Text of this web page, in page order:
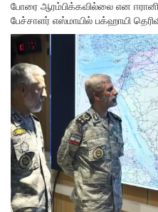
போரை ஆரம்பிக்கவில்லை என
பேச்சாளர் எஸ்மாயில் பக்ஹாயி